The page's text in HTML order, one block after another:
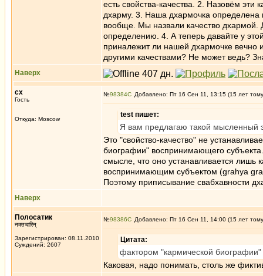
есть свойства-качества. 2. Назовём
дхарму. 3. Наша дхармочка определена
вообще. Мы назвали качество дхармой.
определению. 4. А теперь давайте у
приналежит ли нашей дхармочке вечно
другими качествами? Не может ведь?
Наверх
сх
Гость
Откуда: Moscow
№98384 Добавлено: Пт 16 Сен 11, 13:15 (15 лет
test пишет:
Я вам предлагаю такой мысленный
Это "свойство-качество" не
биографии" воспринимающего
смысле, что оно устанавливается лишь
воспринимающим субъектом (grahya
Поэтому приписывание свабхавности
Наверх
Полосатик
नक्तचारिन्
Зарегистрирован: 08.11.2010
Суждений: 2607
№98386 Добавлено: Пт 16 Сен 11, 14:00 (15 лет
Цитата:
фактором "кармической
Каковая, надо понимать, столь же